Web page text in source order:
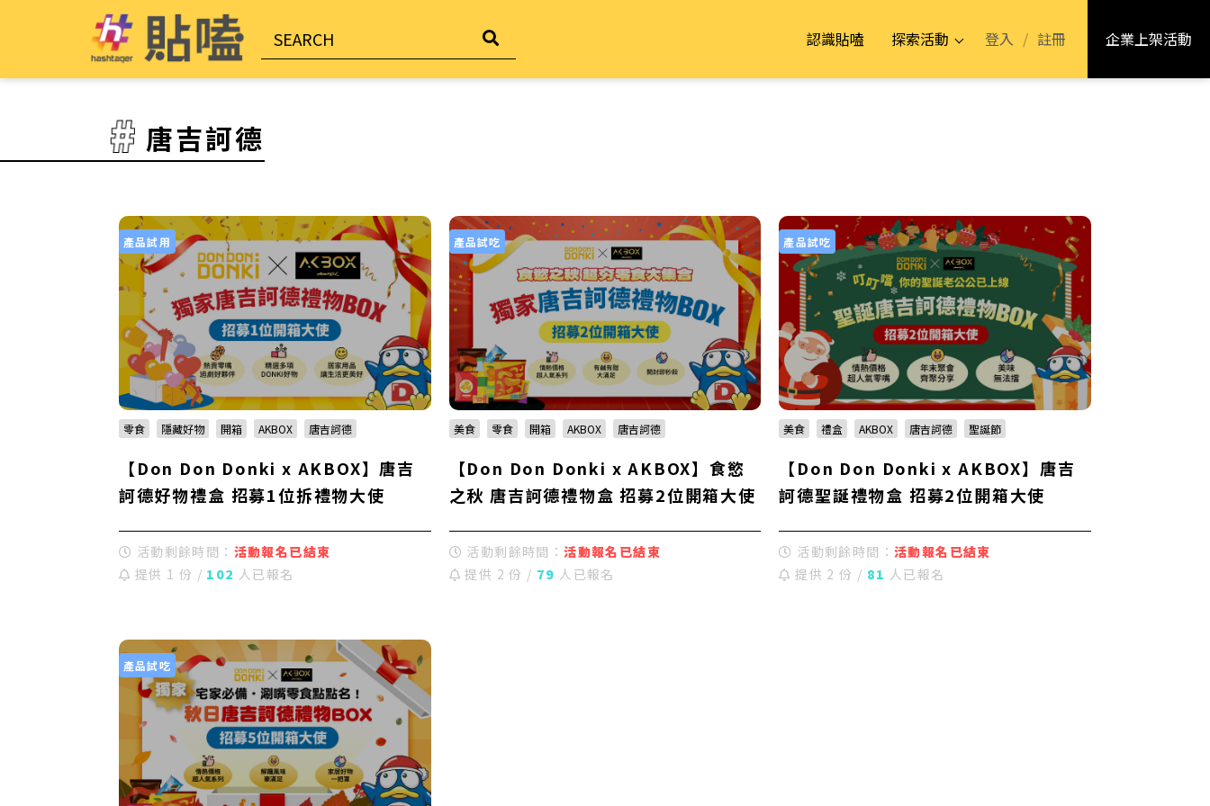
認識貼嗑 探索活動 企業上架活動
登入 / 註冊
唐吉訶德
產品試用
零食 隱藏好物 開箱 AKBOX 唐吉訶德
【Don Don Donki x AKBOX】唐吉
訶德好物禮盒 招募1位拆禮物大使
活動剩餘時間： 活動報名已結束
提供 1 份 / 102 人已報名
產品試吃
美食 零食 開箱 AKBOX 唐吉訶德
【Don Don Donki x AKBOX】食慾
之秋 唐吉訶德禮物盒 招募2位開箱大使
活動剩餘時間：活動報名已結束
提供 2 份 / 79 人已報名
產品試吃
美食 禮盒 AKBOX 唐吉訶德 聖誕節
【Don Don Donki x AKBOX】唐吉
訶德聖誕禮物盒 招募2位開箱大使
活動剩餘時間： 活動報名已結束
提供 2 份 / 81 人已報名
產品試吃